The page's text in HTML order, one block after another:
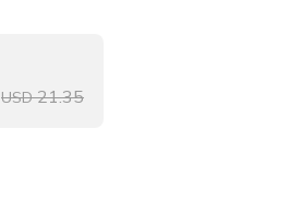
USD 21.35